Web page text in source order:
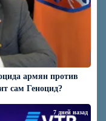
армян против
сам Геноцид?
7 дней назад